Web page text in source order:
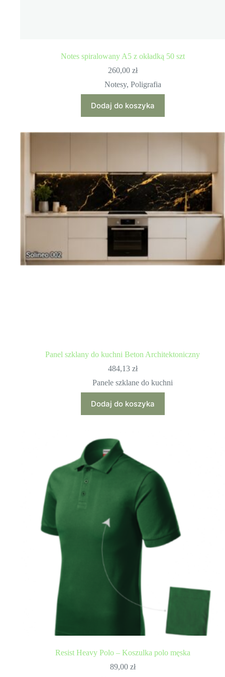
Notes spiralowany A5 z okładką 50 szt
260,00 zł
Notesy, Poligrafia
Dodaj do koszyka
Panel szklany do kuchni Beton Architektoniczny
484,13 zł
Panele szklane do kuchni
Dodaj do koszyka
Resist Heavy Polo – Koszulka polo męska
89,00 zł